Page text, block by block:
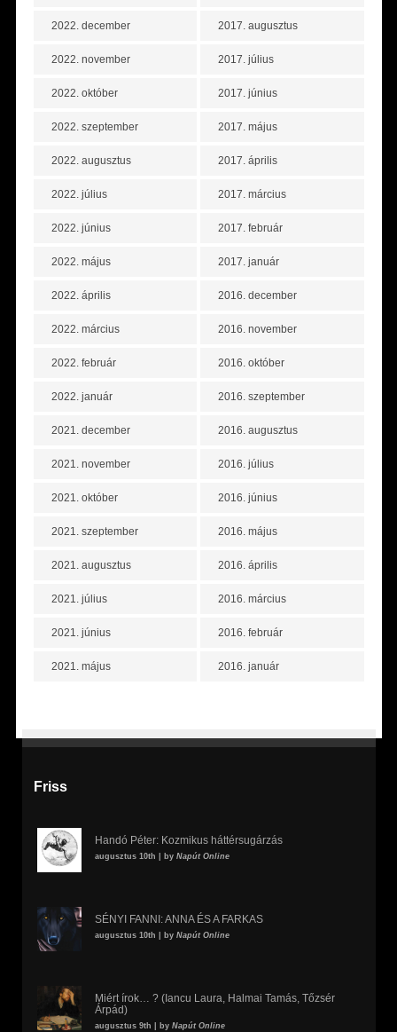
2022. december
2022. november
2022. október
2022. szeptember
2022. augusztus
2022. július
2022. június
2022. május
2022. április
2022. március
2022. február
2022. január
2021. december
2021. november
2021. október
2021. szeptember
2021. augusztus
2021. július
2021. június
2021. május
2017. augusztus
2017. július
2017. június
2017. május
2017. április
2017. március
2017. február
2017. január
2016. december
2016. november
2016. október
2016. szeptember
2016. augusztus
2016. július
2016. június
2016. május
2016. április
2016. március
2016. február
2016. január
Friss
Handó Péter: Kozmikus háttérsugárzás
augusztus 10th | by Napút Online
SÉNYI FANNI: ANNA ÉS A FARKAS
augusztus 10th | by Napút Online
Miért írok… ? (Iancu Laura, Halmai Tamás, Tőzsér
Árpád)
augusztus 9th | by Napút Online